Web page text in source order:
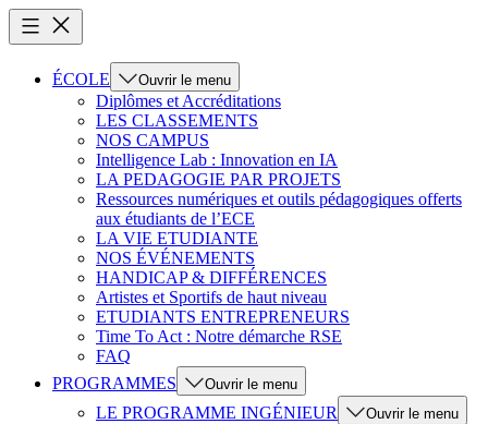
ÉCOLE Ouvrir le menu
Diplômes et Accréditations
LES CLASSEMENTS
NOS CAMPUS
Intelligence Lab : Innovation en IA
LA PEDAGOGIE PAR PROJETS
Ressources numériques et outils pédagogiques offerts
aux étudiants de l’ECE
LA VIE ETUDIANTE
NOS ÉVÉNEMENTS
HANDICAP & DIFFÉRENCES
Artistes et Sportifs de haut niveau
ETUDIANTS ENTREPRENEURS
Time To Act : Notre démarche RSE
FAQ
PROGRAMMES
Ouvrir le menu
LE PROGRAMME INGÉNIEUR Ouvrir le menu